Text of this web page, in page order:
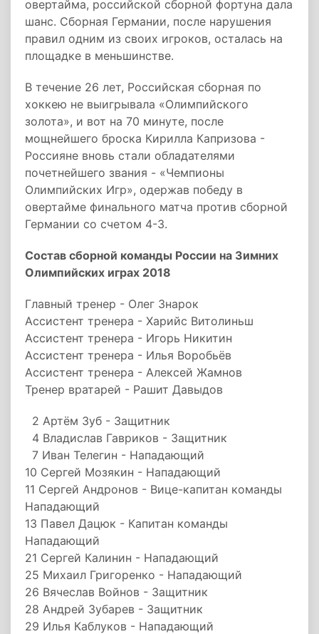
овертайма, российской сборной фортуна дала
шанс. Сборная Германии, после нарушения
правил одним из своих игроков, осталась на
площадке в меньшинстве.
В течение 26 лет, Российская сборная по
хоккею не выигрывала «Олимпийского
золота», и вот на 70 минуте, после
мощнейшего броска Кирилла Капризова -
Россияне вновь стали обладателями
почетнейшего звания - «Чемпионы
Олимпийских Игр», одержав победу в
овертайме финального матча против сборной
Германии со счетом 4-3.
Состав сборной команды России на Зимних
Олимпийских играх 2018
Главный тренер - Олег Знарок
Ассистент тренера - Харийс Витолиньш
Ассистент тренера - Игорь Никитин
Ассистент тренера - Илья Воробьёв
Ассистент тренера - Алексей Жамнов
Тренер вратарей - Рашит Давыдов
2 Артём Зуб - Защитник
4 Владислав Гавриков - Защитник
7 Иван Телегин - Нападающий
10 Сергей Мозякин - Нападающий
11 Сергей Андронов - Вице-капитан команды
Нападающий
13 Павел Дацюк - Капитан команды
Нападающий
21 Сергей Калинин - Нападающий
25 Михаил Григоренко - Нападающий
26 Вячеслав Войнов - Защитник
28 Андрей Зубарев - Защитник
29 Илья Каблуков - Нападающий